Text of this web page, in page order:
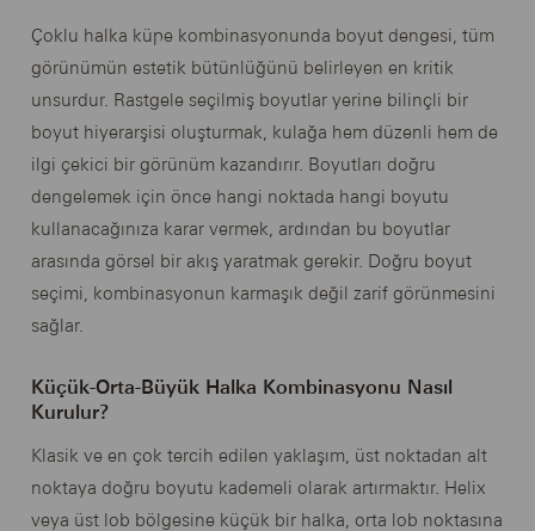
Çoklu halka küpe kombinasyonunda boyut dengesi, tüm
görünümün estetik bütünlüğünü belirleyen en kritik
unsurdur. Rastgele seçilmiş boyutlar yerine bilinçli bir
boyut hiyerarşisi oluşturmak, kulağa hem düzenli hem de
ilgi çekici bir görünüm kazandırır. Boyutları doğru
dengelemek için önce hangi noktada hangi boyutu
kullanacağınıza karar vermek, ardından bu boyutlar
arasında görsel bir akış yaratmak gerekir. Doğru boyut
seçimi, kombinasyonun karmaşık değil zarif görünmesini
sağlar.
Küçük-Orta-Büyük Halka Kombinasyonu Nasıl
Kurulur?
Klasik ve en çok tercih edilen yaklaşım, üst noktadan alt
noktaya doğru boyutu kademeli olarak artırmaktır. Helix
veya üst lob bölgesine küçük bir halka, orta lob noktasına